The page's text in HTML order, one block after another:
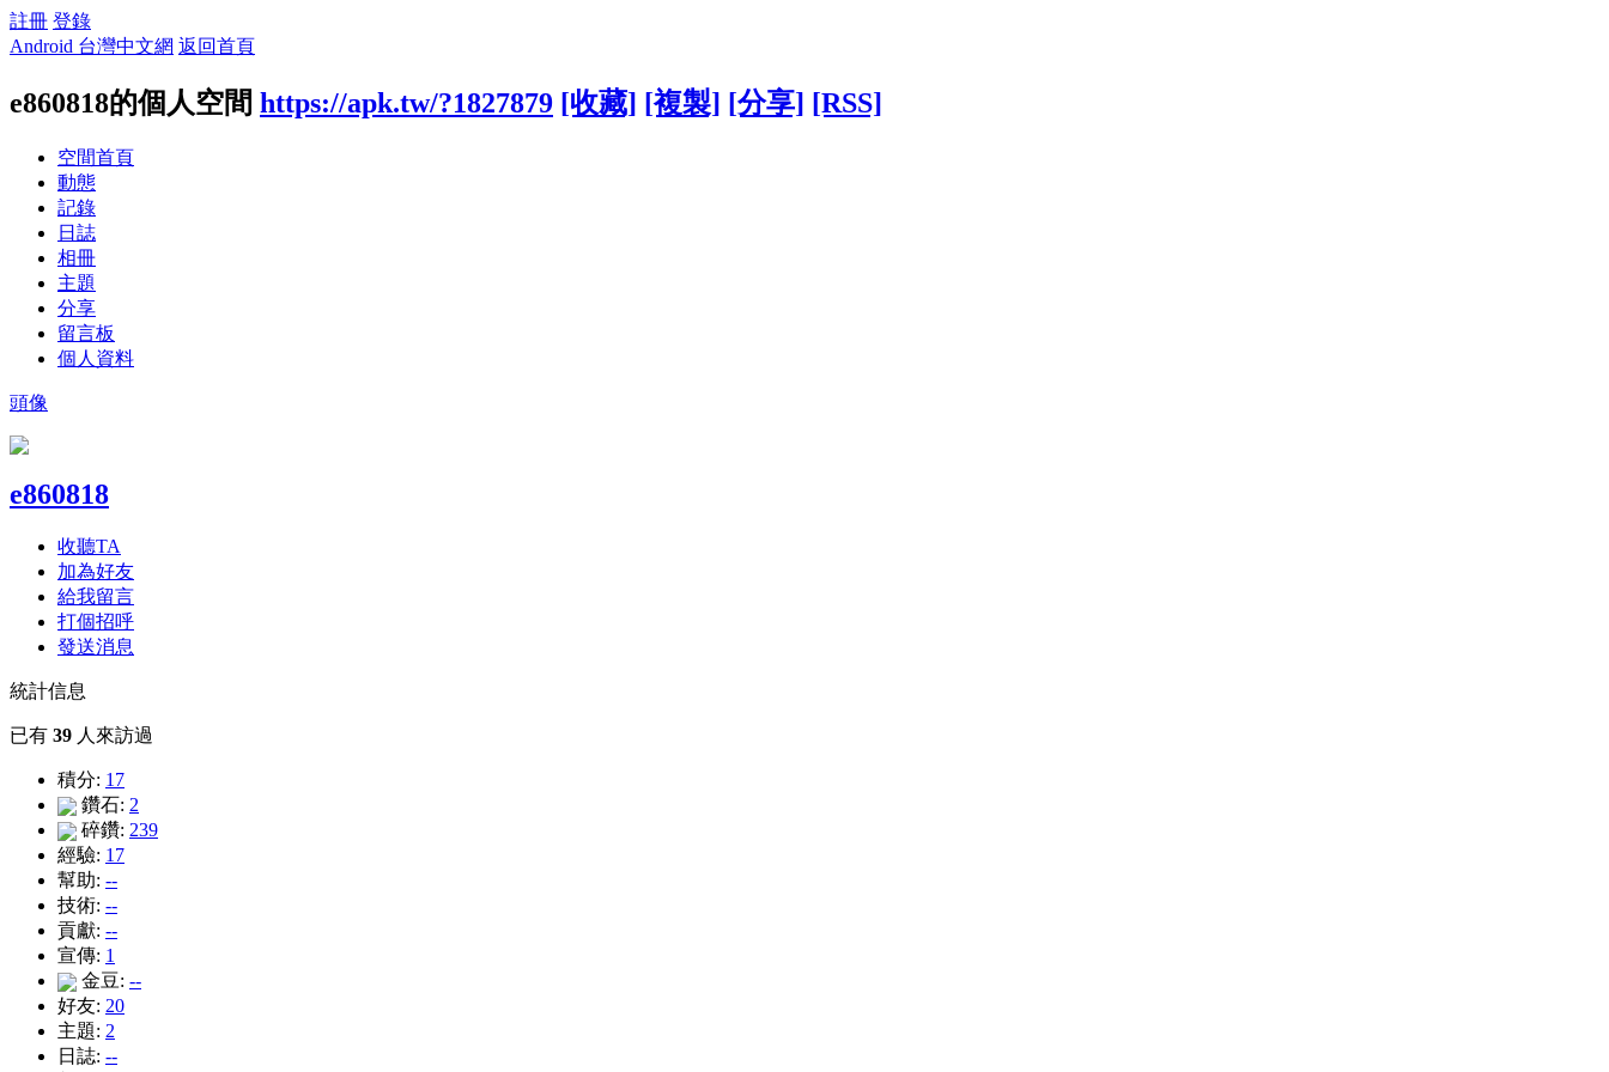
註冊 登錄
Android 台灣中文網 返回首頁
e860818的個人空間 https://apk.tw/?1827879 [收藏] [複製] [分享] [RSS]
空間首頁
動態
記錄
日誌
相冊
主題
分享
留言板
個人資料
頭像
e860818
收聽TA
加為好友
給我留言
打個招呼
發送消息
統計信息
已有 39 人來訪過
積分: 17
鑽石: 2
碎鑽: 239
經驗: 17
幫助: --
技術: --
貢獻: --
宣傳: 1
金豆: --
好友: 20
主題: 2
日誌: --